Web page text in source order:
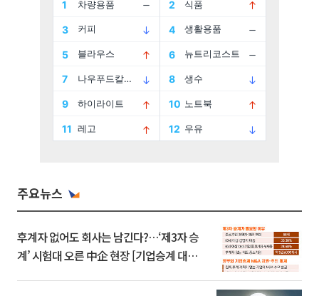
주요뉴스
후계자 없어도 회사는 남긴다?…‘제3자 승
계’ 시험대 오른 中企 현장 [기업승계 대전